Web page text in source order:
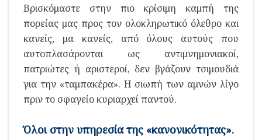
Βρισκόμαστε στην πιο κρίσιμη καμπή της
πορείας μας προς τον ολοκληρωτικό όλεθρο και
κανείς, μα κανείς, από όλους αυτούς που
αυτοπλασάρονται ως αντιμνημονιακοί,
πατριώτες ή αριστεροί, δεν βγάζουν τσιμουδιά
για την «ταμπακέρα». Η σιωπή των αμνών λίγο
πριν το σφαγείο κυριαρχεί παντού.
Όλοι στην υπηρεσία της «κανονικότητας».